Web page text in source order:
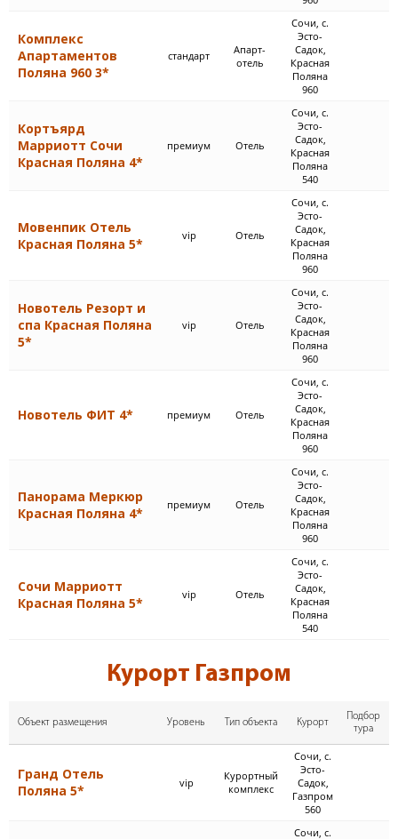
Комплекс
Апартаментов
Поляна 960 3*
стандарт
Апарт-
отель
Сочи, с.
Эсто-
Садок,
Красная
Поляна
960
Кортъярд
Марриотт Сочи
Красная Поляна 4*
премиум Отель
Сочи, с.
Эсто-
Садок,
Красная
Поляна
540
Мовенпик Отель
Красная Поляна 5*
vip Отель
Сочи, с.
Эсто-
Садок,
Красная
Поляна
960
Новотель Резорт и
спа Красная Поляна
5*
vip Отель
Сочи, с.
Эсто-
Садок,
Красная
Поляна
960
Новотель ФИТ 4* премиум Отель
Сочи, с.
Эсто-
Садок,
Красная
Поляна
960
Панорама Меркюр
Красная Поляна 4*
премиум Отель
Сочи, с.
Эсто-
Садок,
Красная
Поляна
960
Сочи Марриотт
Красная Поляна 5*
vip Отель
Сочи, с.
Эсто-
Садок,
Красная
Поляна
540
Курорт Газпром
Объект размещения Уровень Тип объекта Курорт
Подбор
тура
Гранд Отель
Поляна 5*
vip
Курортный
комплекс
Сочи, с.
Эсто-
Садок,
Газпром
560
Сочи, с.